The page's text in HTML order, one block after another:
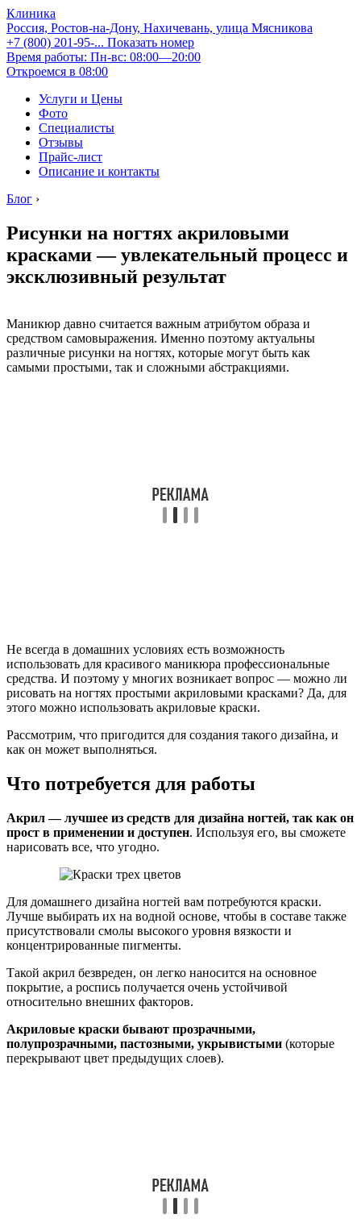
Клиника
Россия, Ростов-на-Дону, Нахичевань, улица Мясникова
+7 (800) 201-95-... Показать номер
Время работы: Пн-вс: 08:00—20:00
Откроемся в 08:00
Услуги и Цены
Фото
Специалисты
Отзывы
Прайс-лист
Описание и контакты
Блог ›
Рисунки на ногтях акриловыми
красками — увлекательный процесс и
эксклюзивный результат
Маникюр давно считается важным атрибутом образа и
средством самовыражения. Именно поэтому актуальны
различные рисунки на ногтях, которые могут быть как
самыми простыми, так и сложными абстракциями.
Не всегда в домашних условиях есть возможность
использовать для красивого маникюра профессиональные
средства. И поэтому у многих возникает вопрос — можно ли
рисовать на ногтях простыми акриловыми красками? Да, для
этого можно использовать акриловые краски.
Рассмотрим, что пригодится для создания такого дизайна, и
как он может выполняться.
Что потребуется для работы
Акрил — лучшее из средств для дизайна ногтей, так как он
прост в применении и доступен. Используя его, вы сможете
нарисовать все, что угодно.
Для домашнего дизайна ногтей вам потребуются краски.
Лучше выбирать их на водной основе, чтобы в составе также
присутствовали смолы высокого уровня вязкости и
концентрированные пигменты.
Такой акрил безвреден, он легко наносится на основное
покрытие, а роспись получается очень устойчивой
относительно внешних факторов.
Акриловые краски бывают прозрачными,
полупрозрачными, пастозными, укрывистыми (которые
перекрывают цвет предыдущих слоев).